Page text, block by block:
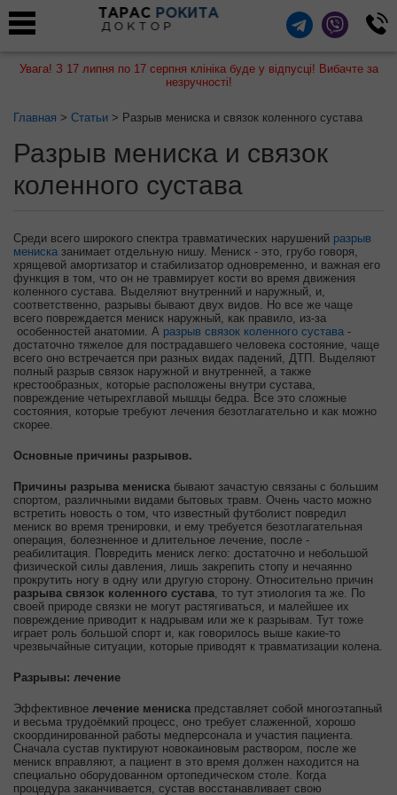
ТАРАС РОКИТА
ДОКТОР
Увага! З 17 липня по 17 серпня клініка буде у відпусці! Вибачте за
незручності!
Главная > Статьи > Разрыв мениска и связок коленного сустава
Разрыв мениска и связок
коленного сустава
Среди всего широкого спектра травматических нарушений разрыв
мениска занимает отдельную нишу. Мениск - это, грубо говоря,
хрящевой амортизатор и стабилизатор одновременно, и важная его
функция в том, что он не травмирует кости во время движения
коленного сустава. Выделяют внутренний и наружный, и,
соответственно, разрывы бывают двух видов. Но все же чаще
всего повреждается мениск наружный, как правило, из-за
особенностей анатомии. А разрыв связок коленного сустава -
достаточно тяжелое для пострадавшего человека состояние, чаще
всего оно встречается при разных видах падений, ДТП. Выделяют
полный разрыв связок наружной и внутренней, а также
крестообразных, которые расположены внутри сустава,
повреждение четырехглавой мышцы бедра. Все это сложные
состояния, которые требуют лечения безотлагательно и как можно
скорее.
Основные причины разрывов.
Причины разрыва мениска бывают зачастую связаны с большим
спортом, различными видами бытовых травм. Очень часто можно
встретить новость о том, что известный футболист повредил
мениск во время тренировки, и ему требуется безотлагательная
операция, болезненное и длительное лечение, после -
реабилитация. Повредить мениск легко: достаточно и небольшой
физической силы давления, лишь закрепить стопу и нечаянно
прокрутить ногу в одну или другую сторону. Относительно причин
разрыва связок коленного сустава, то тут этиология та же. По
своей природе связки не могут растягиваться, и малейшее их
повреждение приводит к надрывам или же к разрывам. Тут тоже
играет роль большой спорт и, как говорилось выше какие-то
чрезвычайные ситуации, которые приводят к травматизации колена.
Разрывы: лечение
Эффективное лечение мениска представляет собой многоэтапный
и весьма трудоёмкий процесс, оно требует слаженной, хорошо
скоординированной работы медперсонала и участия пациента.
Сначала сустав пуктируют новокаиновым раствором, после же
мениск вправляют, а пациент в это время должен находится на
специально оборудованном ортопедическом столе. Когда
процедура заканчивается, сустав восстанавливает свою